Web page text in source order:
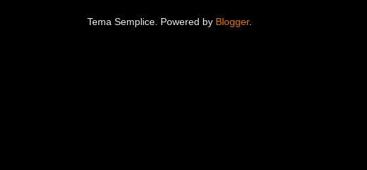
Tema Semplice. Powered by Blogger.